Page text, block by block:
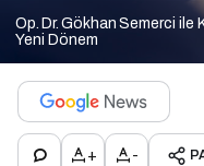
Op. Dr. Gökhan Semerci
Yeni Dönem
+ -